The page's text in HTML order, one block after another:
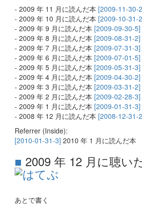
- 2009 年 11 月に読んだ本 [2009-11-30-
- 2009 年 10 月に読んだ本 [2009-10-31-
- 2009 年 9 月に読んだ本 [2009-09-30-5]
- 2009 年 8 月に読んだ本 [2009-08-31-2]
- 2009 年 7 月に読んだ本 [2009-07-31-3]
- 2009 年 6 月に読んだ本 [2009-07-01-5]
- 2009 年 5 月に読んだ本 [2009-05-31-3]
- 2009 年 4 月に読んだ本 [2009-04-30-2]
- 2009 年 3 月に読んだ本 [2009-03-31-2]
- 2009 年 2 月に読んだ本 [2009-02-28-3]
- 2009 年 1 月に読んだ本 [2009-01-31-3]
- 2008 年 12 月に読んだ本 [2008-12-31-
Referrer (Inside):
[2010-01-31-3] 2010 年 1 月に読んだ本
■ 2009 年 12 月に聴い
あとで書く